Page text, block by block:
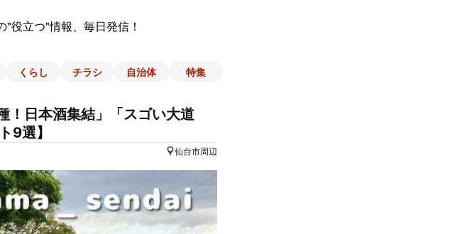
"役立つ"情報、毎日発信！
くらし チラシ 自治体 特集
！日本酒集結」「スゴい大道
9選】
仙台市周辺